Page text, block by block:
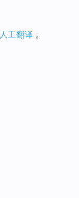
人工翻译 。